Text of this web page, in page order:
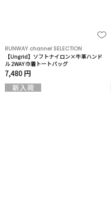
RUNWAY channel SELECTION
【Ungrid】ソフトナイロン×牛革ハンド
ル 2WAY 巾着トートバッグ
7,480 円